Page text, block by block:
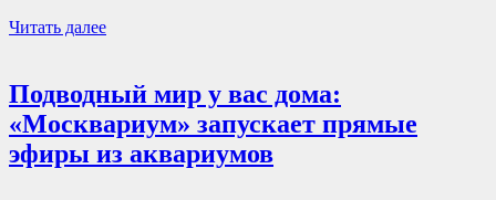
Читать далее
Подводный мир у вас дома:
«Москвариум» запускает прямые
эфиры из аквариумов